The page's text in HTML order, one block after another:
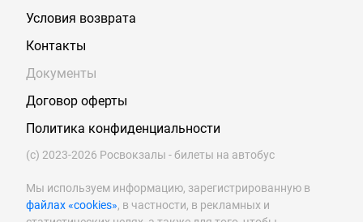
Условия возврата
Контакты
Документы
Договор оферты
Политика конфиденциальности
(с) 2023-2026 Росвокзалы - билеты на автобус
Мы используем информацию, зарегистрированную в
файлах «cookies», в частности, в рекламных и